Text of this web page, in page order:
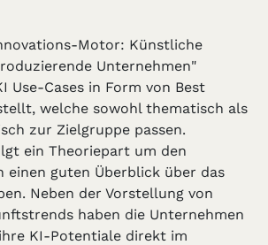
Motor: Künstliche
Unternehmen"
Use-Cases in Form von Best
welche sowohl thematisch als
zur Zielgruppe passen.
ein Theoriepart um den
einen guten Überblick über das
Neben der Vorstellung von
haben die Unternehmen
KI-Potentiale direkt im